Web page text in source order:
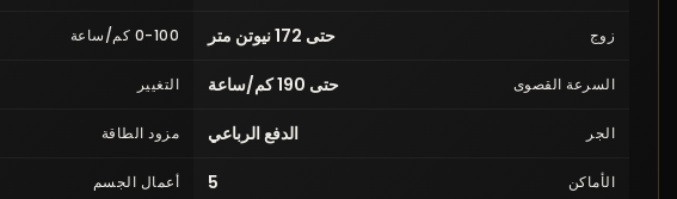
زوج حتى 172 نيوتن متر 0-100 كم/ساعة
السرعة القصوى حتى 190 كم/ساعة التغيير
الجر الدفع الرباعي مزود الطاقة
الأماكن 5 أعمال الجسم